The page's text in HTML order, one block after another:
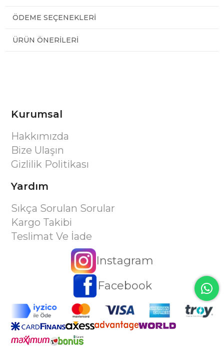
ÖDEME SEÇENEKLERI
ÜRÜN ÖNERILERI
Kurumsal
Hakkımızda
Bize Ulaşın
Gizlilik Politikası
Yardım
Sıkça Sorulan Sorular
Kargo Takibi
Teslimat Ve İade
Instagram
Facebook